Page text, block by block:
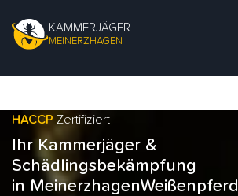
KAMMERJÄGER
MEINERZHAGEN
HACCP Zertifiziert
Ihr Kammerjäger &
Schädlingsbekämpfung
in MeinerzhagenWeißenpferd